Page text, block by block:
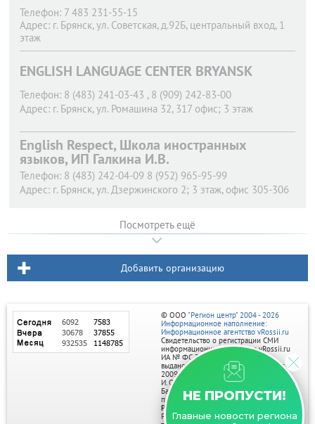
Телефон: 7 483 231-55-15
Адрес: г. Брянск, ул. Советская, д.92Б, центральный вход, 1
этаж
ENGLISH LANGUAGE CENTER BRYANSK
Телефон: 8 (483) 241-03-43 , 8 (909) 242-83-00
Адрес: г. Брянск, ул. Ромашина 32, 317 офис; 3 этаж
English Respect, Школа иностранных
языков, ИП Галкина И.В.
Телефон: 8 (483) 242-04-09 8 (952) 965-95-99
Адрес: г. Брянск, ул. Дзержинского 2; 3 зтаж, офис 305-306
Посмотреть ещё
Добавить организацию
НЕ ПРОПУСТИ!
Главные новости региона
© ООО "Регион центр" 2004 - 2026
Информационное наполнение:
Информационное агентство vRossii.ru
Свидетельство о регистрации СМИ
информационного агентства vRossii.ru
ИА № ФС 77‑35502
выдано РОСКОМНАДЗОРом 04 марта
2009г.
И. О. Главного редактора Нарыков А. Н.
Баннеры на портале размещаются на
правах рекламы.
Реклама на портале:
Рекламное агентство "Умный маркетинг"